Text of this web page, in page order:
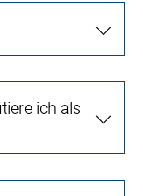
ich als